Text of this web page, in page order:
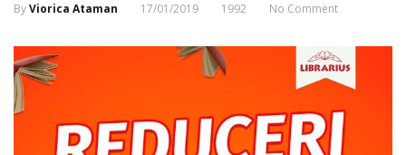
ByViorica Ataman 17/01/2019 1992 No Comment